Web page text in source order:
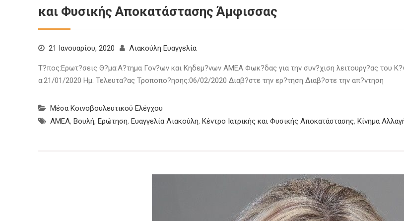
και Φυσικής Αποκατάστασης Άμφισσας
21 Ιανουαρίου, 2020 Λιακούλη Ευαγγελία
Τ?πος:Ερωτ?σεις Θ?μα:Α?τημα Γον?ων και Κηδεμ?νων ΑΜΕΑ Φωκ?δας για την συν?χιση λειτουργ?ας του
α:21/01/2020 Ημ. Τελευτα?ας Τροποπο?ησης:06/02/2020 Διαβ?στε την ερ?τηση Διαβ?στε την απ?ντηση
Μέσα Κοινοβουλευτικού Ελέγχου
ΑΜΕΑ, Βουλή, Ερώτηση, Ευαγγελία Λιακούλη, Κέντρο Ιατρικής και Φυσικής Αποκατάστασης, Κίνημα